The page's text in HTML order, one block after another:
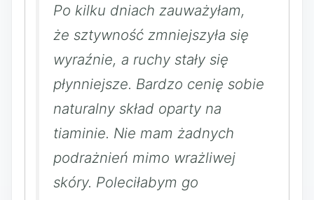
Po kilku dniach zauważyłam,
że sztywność zmniejszyła się
wyraźnie, a ruchy stały się
płynniejsze. Bardzo cenię sobie
naturalny skład oparty na
tiaminie. Nie mam żadnych
podrażnień mimo wrażliwej
skóry. Poleciłabym go